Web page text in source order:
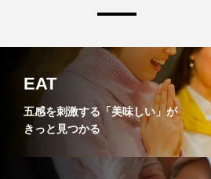
EAT
五感を刺激する「美味しい」が
きっと見つかる